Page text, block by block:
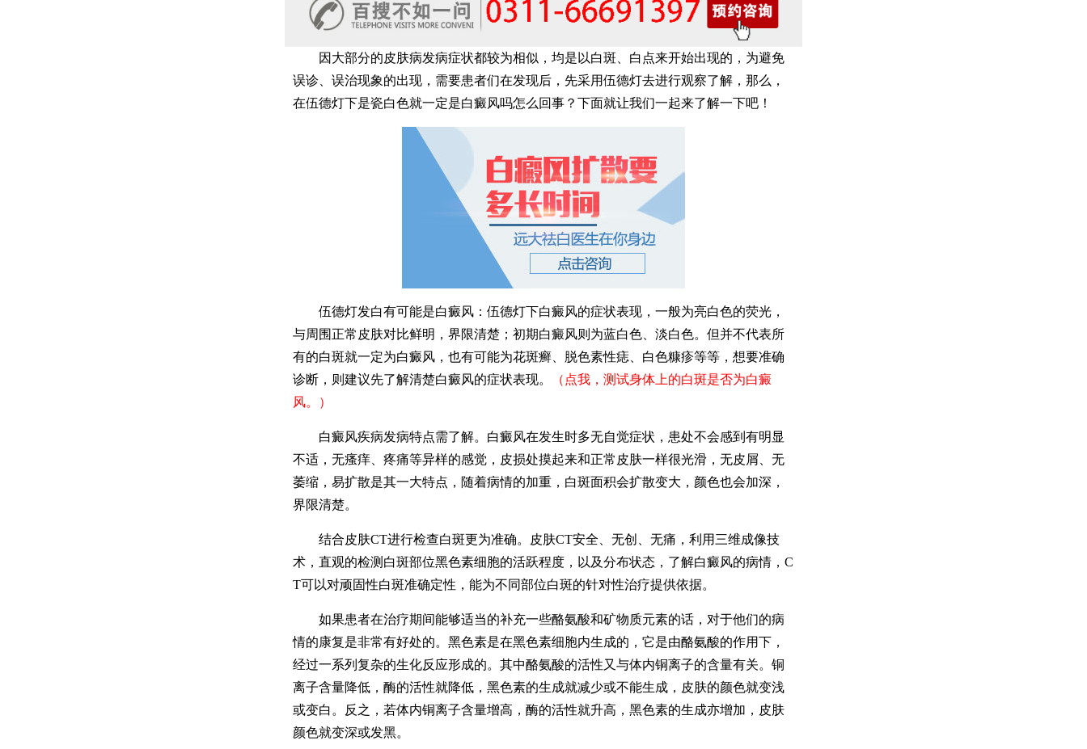
因大部分的皮肤病发病症状都较为相似，均是以白斑、白点来开始出现的，为避免
误诊、误治现象的出现，需要患者们在发现后，先采用伍德灯去进行观察了解，那么，
在伍德灯下是瓷白色就一定是白癜风吗怎么回事？下面就让我们一起来了解一下吧！
伍德灯发白有可能是白癜风：伍德灯下白癜风的症状表现，一般为亮白色的荧光，
与周围正常皮肤对比鲜明，界限清楚；初期白癜风则为蓝白色、淡白色。但并不代表所
有的白斑就一定为白癜风，也有可能为花斑癣、脱色素性痣、白色糠疹等等，想要准确
诊断，则建议先了解清楚白癜风的症状表现。
（点我，测试身体上的白斑是否为白癜
风。）
白癜风疾病发病特点需了解。白癜风在发生时多无自觉症状，患处不会感到有明显
不适，无瘙痒、疼痛等异样的感觉，皮损处摸起来和正常皮肤一样很光滑，无皮屑、无
萎缩，易扩散是其一大特点，随着病情的加重，白斑面积会扩散变大，颜色也会加深，
界限清楚。
结合皮肤CT进行检查白斑更为准确。皮肤CT安全、无创、无痛，利用三维成像技
术，直观的检测白斑部位黑色素细胞的活跃程度，以及分布状态，了解白癜风的病情，C
T可以对顽固性白斑准确定性，能为不同部位白斑的针对性治疗提供依据。
如果患者在治疗期间能够适当的补充一些酪氨酸和矿物质元素的话，对于他们的病
情的康复是非常有好处的。黑色素是在黑色素细胞内生成的，它是由酪氨酸的作用下，
经过一系列复杂的生化反应形成的。其中酪氨酸的活性又与体内铜离子的含量有关。铜
离子含量降低，酶的活性就降低，黑色素的生成就减少或不能生成，皮肤的颜色就变浅
或变白。反之，若体内铜离子含量增高，酶的活性就升高，黑色素的生成亦增加，皮肤
颜色就变深或发黑。